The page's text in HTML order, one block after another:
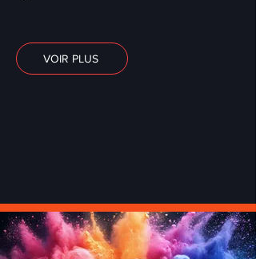
VOIR PLUS